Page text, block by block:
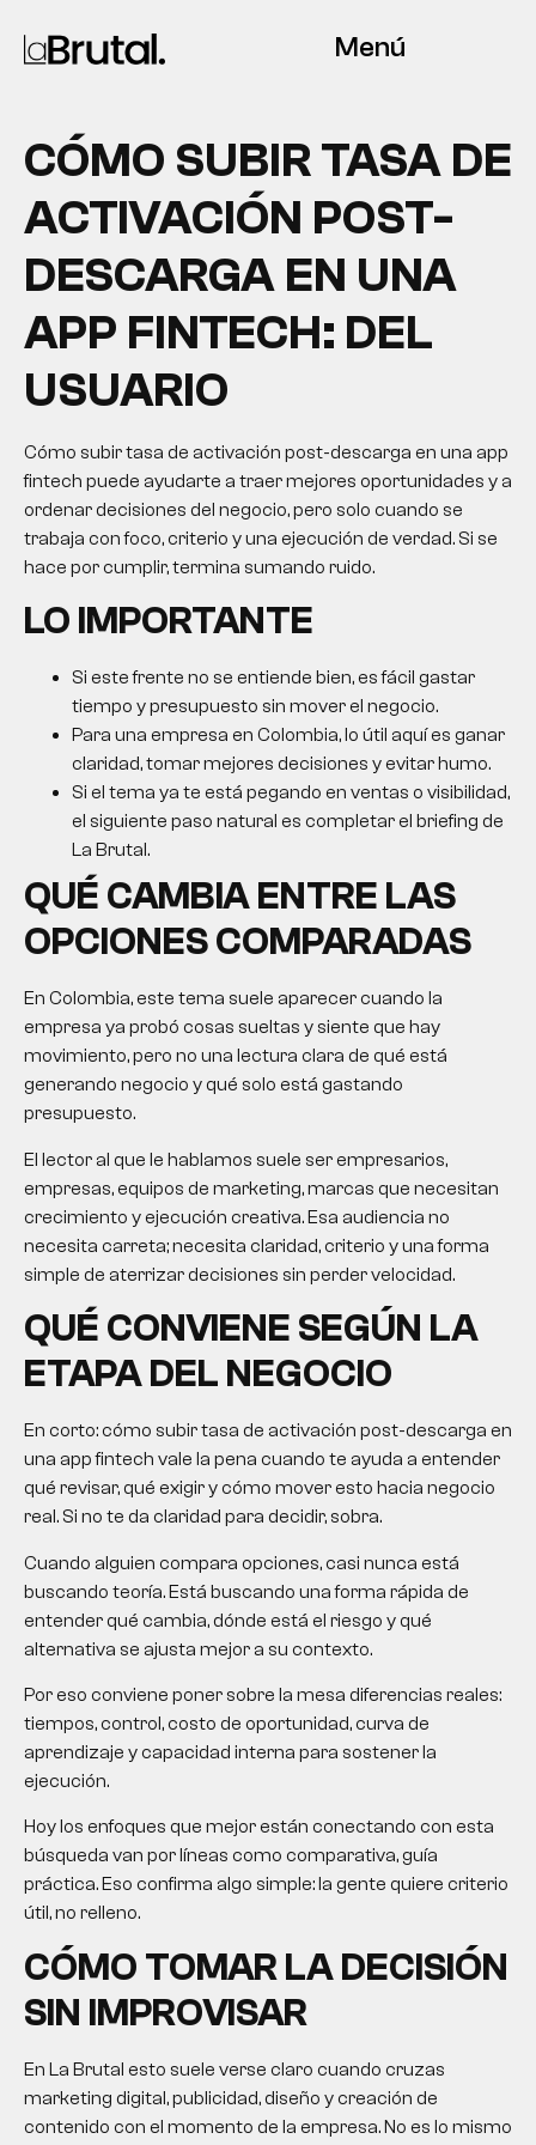
Menú
CÓMO SUBIR TASA DE
ACTIVACIÓN POST-
DESCARGA EN UNA
APP FINTECH: DEL
USUARIO
Cómo subir tasa de activación post-descarga en una app
fintech puede ayudarte a traer mejores oportunidades y a
ordenar decisiones del negocio, pero solo cuando se
trabaja con foco, criterio y una ejecución de verdad. Si se
hace por cumplir, termina sumando ruido.
LO IMPORTANTE
Si este frente no se entiende bien, es fácil gastar
tiempo y presupuesto sin mover el negocio.
Para una empresa en Colombia, lo útil aquí es ganar
claridad, tomar mejores decisiones y evitar humo.
Si el tema ya te está pegando en ventas o visibilidad,
el siguiente paso natural es completar el briefing de
La Brutal.
QUÉ CAMBIA ENTRE LAS
OPCIONES COMPARADAS
En Colombia, este tema suele aparecer cuando la
empresa ya probó cosas sueltas y siente que hay
movimiento, pero no una lectura clara de qué está
generando negocio y qué solo está gastando
presupuesto.
El lector al que le hablamos suele ser empresarios,
empresas, equipos de marketing, marcas que necesitan
crecimiento y ejecución creativa. Esa audiencia no
necesita carreta; necesita claridad, criterio y una forma
simple de aterrizar decisiones sin perder velocidad.
QUÉ CONVIENE SEGÚN LA
ETAPA DEL NEGOCIO
En corto: cómo subir tasa de activación post-descarga en
una app fintech vale la pena cuando te ayuda a entender
qué revisar, qué exigir y cómo mover esto hacia negocio
real. Si no te da claridad para decidir, sobra.
Cuando alguien compara opciones, casi nunca está
buscando teoría. Está buscando una forma rápida de
entender qué cambia, dónde está el riesgo y qué
alternativa se ajusta mejor a su contexto.
Por eso conviene poner sobre la mesa diferencias reales:
tiempos, control, costo de oportunidad, curva de
aprendizaje y capacidad interna para sostener la
ejecución.
Hoy los enfoques que mejor están conectando con esta
búsqueda van por líneas como comparativa, guía
práctica. Eso confirma algo simple: la gente quiere criterio
útil, no relleno.
CÓMO TOMAR LA DECISIÓN
SIN IMPROVISAR
En La Brutal esto suele verse claro cuando cruzas
marketing digital, publicidad, diseño y creación de
contenido con el momento de la empresa. No es lo mismo